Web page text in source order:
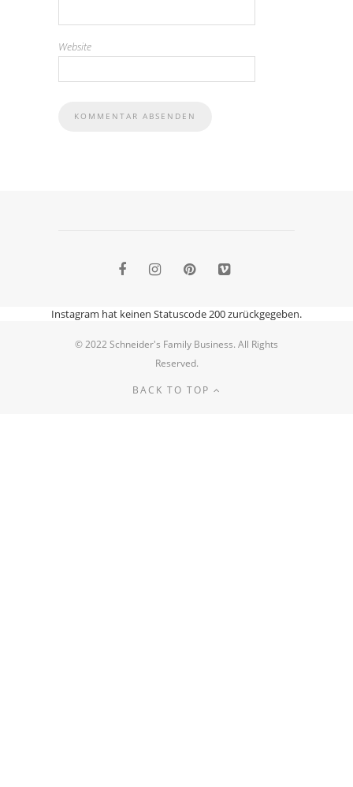
Website
Instagram hat keinen Statuscode 200 zurückgegeben.
© 2022 Schneider's Family Business. All Rights
Reserved.
BACK TO TOP